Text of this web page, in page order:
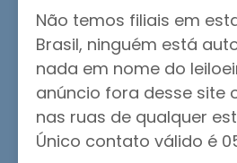
1ª Praça: 02/09/
2ª Praça: 09/09/
Não temos filiais em
Brasil, ninguém está
nada em nome do
anúncio fora desse site
nas ruas de qualquer
Único contato válido é